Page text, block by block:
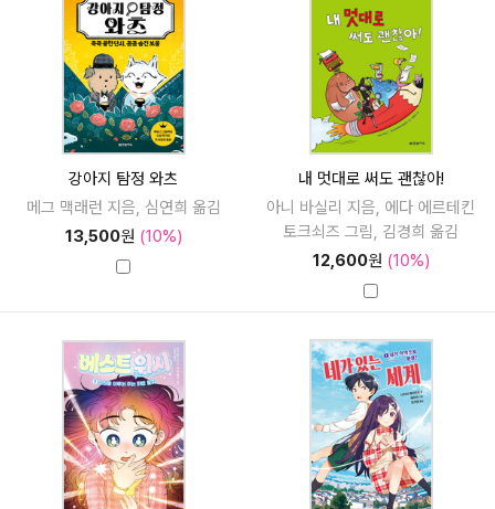
강아지 탐정 와츠
메그 맥래런 지음, 심연희 옮김
13,500원 (10%)
내 멋대로 써도 괜찮아!
아니 바실리 지음, 에다 에르테킨
토크쇠즈 그림, 김경희 옮김
12,600원 (10%)